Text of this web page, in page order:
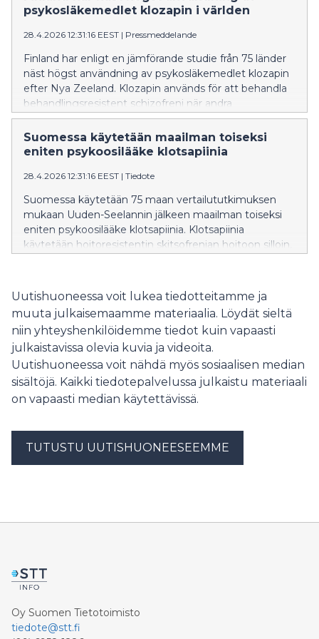
Laillisten lääkkeiden teho, turvallisuus ja laatu
tarkistetaan ennen käyttöä. Niitä käytetään lääkärin
psykosläkemedlet klozapin i världen
28.4.2026 12:31:16 EEST | Pressmeddelande
Finland har enligt en jämförande studie från 75 länder
näst högst användning av psykosläkemedlet klozapin
efter Nya Zeeland. Klozapin används för att behandla
behandlingsresistent schizofreni när andra
psykosläkemedel inte har någon effekt.
Suomessa käytetään maailman toiseksi
eniten psykoosilääke klotsapiinia
28.4.2026 12:31:16 EEST | Tiedote
Suomessa käytetään 75 maan vertailututkimuksen
mukaan Uuden-Seelannin jälkeen maailman toiseksi
eniten psykoosilääke klotsapiinia. Klotsapiinia
käytetään hoitoresistentin skitsofrenian hoitoon silloin,
Uutishuoneessa voit lukea tiedotteitamme ja
muuta julkaisemaamme materiaalia. Löydät sieltä
niin yhteyshenkilöidemme tiedot kuin vapaasti
julkaistavissa olevia kuvia ja videoita.
Uutishuoneessa voit nähdä myös sosiaalisen median
sisältöjä. Kaikki tiedotepalvelussa julkaistu materiaali
on vapaasti median käytettävissä.
TUTUSTU UUTISHUONEESEEMME
Oy Suomen Tietotoimisto
tiedote@stt.fi